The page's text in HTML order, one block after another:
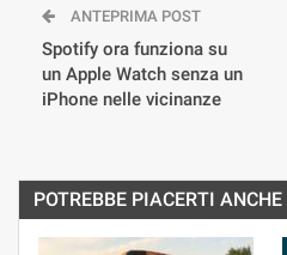
ANTEPRIMA POST
Spotify ora funziona su
un Apple Watch senza un
iPhone nelle vicinanze
POTREBBE PIACERTI ANCHE